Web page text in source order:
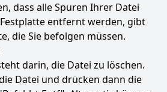
dass alle Spuren Ihrer Datei
entfernt werden, gibt
die Sie befolgen müssen.
darin, die Datei zu löschen.
Datei und drücken dann die